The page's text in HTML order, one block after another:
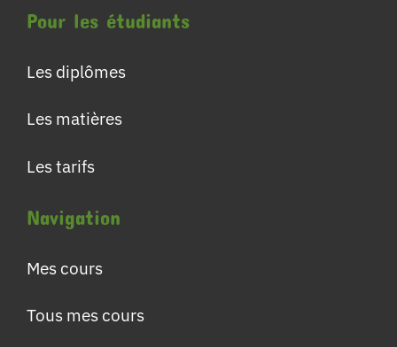
Pour les étudiants
Les diplômes
Les matières
Les tarifs
Navigation
Mes cours
Tous mes cours